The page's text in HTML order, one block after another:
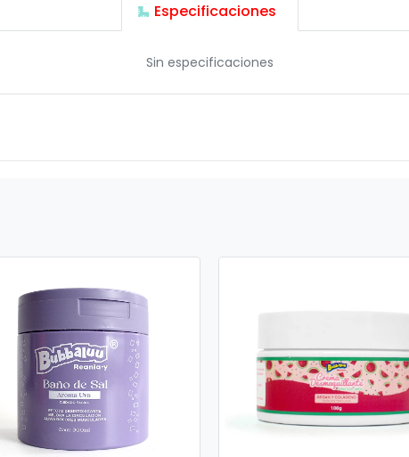
Especificaciones
Sin especificaciones